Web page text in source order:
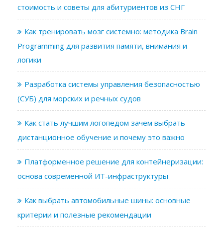
стоимость и советы для абитуриентов из СНГ
Как тренировать мозг системно: методика Brain
Programming для развития памяти, внимания и
логики
Разработка системы управления безопасностью
(СУБ) для морских и речных судов
Как стать лучшим логопедом зачем выбрать
дистанционное обучение и почему это важно
Платформенное решение для контейнеризации:
основа современной ИТ-инфраструктуры
Как выбрать автомобильные шины: основные
критерии и полезные рекомендации